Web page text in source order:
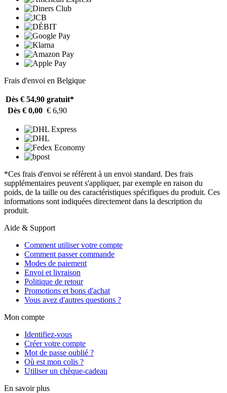
Frais d'envoi en Belgique
Dès € 54,90 gratuit*
Dès € 0,00 € 6,90
*Ces frais d'envoi se réfèrent à un envoi standard. Des frais
supplémentaires peuvent s'appliquer, par exemple en raison du
poids, de la taille ou des caractéristiques spécifiques du produit. Ces
informations sont indiquées directement dans la description du
produit.
Aide & Support
Comment utiliser votre compte
Comment passer commande
Modes de paiement
Envoi et livraison
Politique de retour
Promotions et bons d'achat
Vous avez d'autres questions ?
Mon compte
Identifiez-vous
Créer votre compte
Mot de passe oublié ?
Où est mon colis ?
Utiliser un chèque-cadeau
En savoir plus